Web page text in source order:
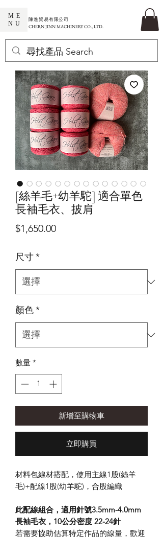
ME
NU
​陳進貿易有限公司
CHERN JINN MACHINERY CO., LTD.
[絲羊毛+幼羊駝] 適合單色
長袖毛衣、披肩
$1,650.00價
尺寸*
顏色*
數量 *
新增至購物車
立即購買
材料包線材搭配，使用主線1股(絲羊
毛)+配線1股(幼羊駝)，合股編織
此配線組合，適用針號3.5mm-4.0mm
長袖毛衣，10公分密度 22-24針
若需要協助估算特定作品的線量，歡迎